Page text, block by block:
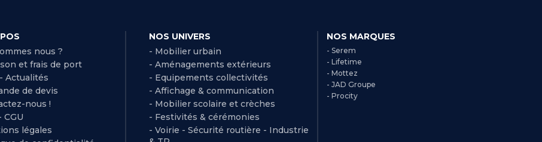
nous ?
et frais de port
Actualités
de devis
nous !
CGU
légales
NOS UNIVERS
- Mobilier urbain
- Aménagements extérieurs
- Equipements collectivités
- Affichage & communication
- Mobilier scolaire et crèches
- Festivités & cérémonies
- Voirie - Sécurité routière - Industrie
NOS MARQUES
- Serem
- Lifetime
- Mottez
- JAD Groupe
- Procity